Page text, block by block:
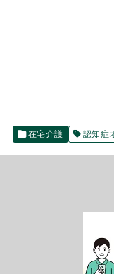
在宅介護 認知症